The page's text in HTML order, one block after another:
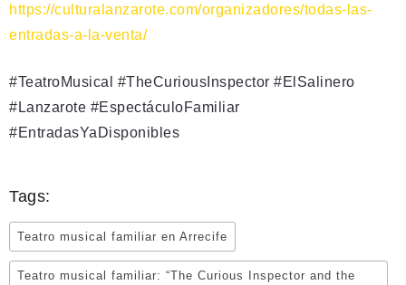
https://culturalanzarote.com/organizadores/todas-las-
entradas-a-la-venta/
#TeatroMusical #TheCuriousInspector #ElSalinero
#Lanzarote #EspectáculoFamiliar
#EntradasYaDisponibles
Tags:
Teatro musical familiar en Arrecife
Teatro musical familiar: “The Curious Inspector and the